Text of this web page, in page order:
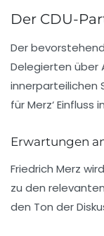
Der CDU-
Der
Delegierten über
innerparteilichen
für Merz‘
Erwartungen
Friedrich Merz
zu den
den Ton der